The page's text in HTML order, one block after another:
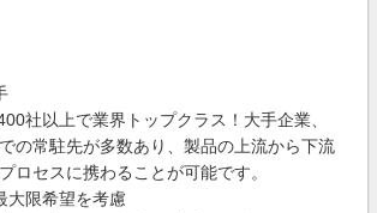
社以上で業界トップクラス！大手企業、
の常駐先が多数あり、製品の上流から下流
ロセスに携わることが可能です。
大限希望を考慮